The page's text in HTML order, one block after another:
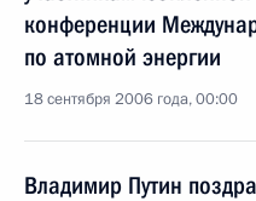
конференции
по атомной энергии
18 сентября 2006 года, 00:00
Владимир Путин